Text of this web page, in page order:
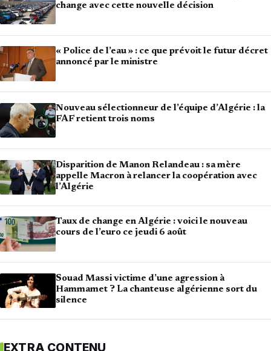
change avec cette nouvelle décision
« Police de l’eau » : ce que prévoit le futur décret
annoncé par le ministre
Nouveau sélectionneur de l’équipe d’Algérie : la
FAF retient trois noms
Disparition de Manon Relandeau : sa mère
appelle Macron à relancer la coopération avec
l’Algérie
Taux de change en Algérie : voici le nouveau
cours de l’euro ce jeudi 6 août
Souad Massi victime d’une agression à
Hammamet ? La chanteuse algérienne sort du
silence
EXTRA CONTENU